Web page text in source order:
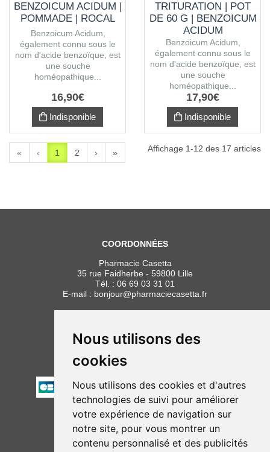
Nous utilisons des
cookies
Nous utilisons des cookies et d'autres
technologies de suivi pour améliorer
votre expérience de navigation sur
notre site, pour vous montrer un
contenu personnalisé et des publicités
BENZOICUM ACIDUM |
POMMADE | ROCAL
Benzoicum Acidum,
également connu sous le
nom d'acide benzoïque, est
une souche
homéopathique...
16,90€
Indisponible
TRITURATION | POT
DE 60 G | BENZOICUM
ACIDUM
Benzoicum Acidum,
également connu sous le
nom d'acide benzoïque, est
une souche
homéopathique...
17,90€
Indisponible
« ‹ 1 2 › » Affichage 1-12 des 17 articles
COORDONNÉES
Pharmacie Casetta
35 rue Faidherbe - 59800 Lille
Tél. : 06 69 03 31 01
E-mail : bonjour@pharmaciecasetta.fr
HORAIRES
Lundi au vendredi : 8h30 à 19h30
Samedi : 9h00 à 19h30
PAIEMENT
NOUS SUIVRE